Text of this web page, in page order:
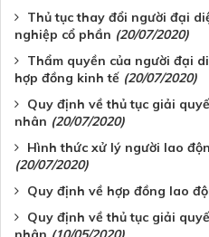
Thủ tục thay đổi người đại
nghiệp cổ phần (20/07/2020)
Thẩm quyền của người đại
hợp đồng kinh tế (20/07/2020)
Quy định về thủ tục giải
nhân (20/07/2020)
Hình thức xử lý người lao
(20/07/2020)
Quy định về hợp đồng lao
Quy định về thủ tục giải